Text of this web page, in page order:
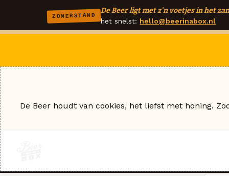
ZOMERSTAND
De Beer ligt met z'n voetjes in het
het snelst: hello@beerinabox.nl
De Beer houdt van cookies, het liefst met honing.